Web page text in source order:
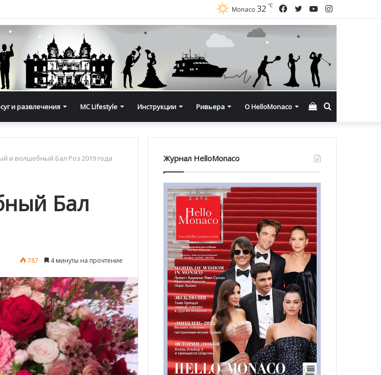
Instagram
YouTube
Twitter
Facebook
Monaco 32 ℃
и развлечения MC Lifestyle Инструкции Ривьера О HelloMonaco Смотреть
корзину
и волшебный Бал Роз 2019 года
Бал
787 4 минуты на прочтение
Журнал HelloMonaco